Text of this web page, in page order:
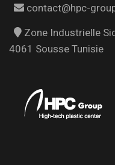
contact@hpc-
Zone Industrielle
4061 Sousse Tunisie